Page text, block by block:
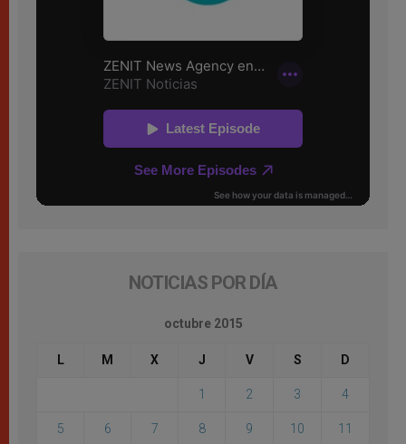
NOTICIAS POR DÍA
octubre 2015
L M X J V S D
1 2 3 4
5 6 7 8 9 10 11